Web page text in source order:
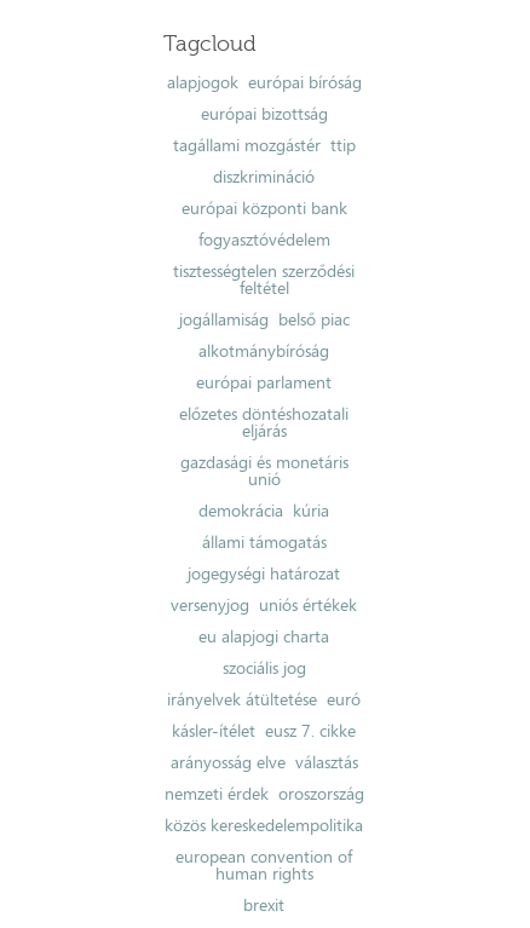
Tagcloud
alapjogok európai bíróság
európai bizottság
tagállami mozgástér ttip
diszkrimináció
európai központi bank
fogyasztóvédelem
tisztességtelen szerződési
feltétel
jogállamiság belső piac
alkotmánybíróság
európai parlament
előzetes döntéshozatali
eljárás
gazdasági és monetáris
unió
demokrácia kúria
állami támogatás
jogegységi határozat
versenyjog uniós értékek
eu alapjogi charta
szociális jog
irányelvek átültetése euró
kásler-ítélet eusz 7. cikke
arányosság elve választás
nemzeti érdek oroszország
közös kereskedelempolitika
european convention of
human rights
brexit